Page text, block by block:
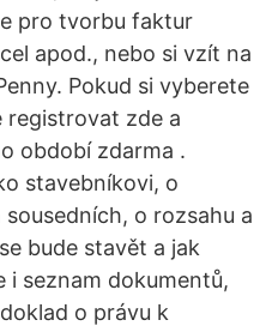
pro tvorbu faktur
apod., nebo si vzít na
Pokud si vyberete
registrovat zde a
období zdarma .
stavebníkovi, o
o rozsahu a
bude stavět a jak
i seznam dokumentů,
o právu k